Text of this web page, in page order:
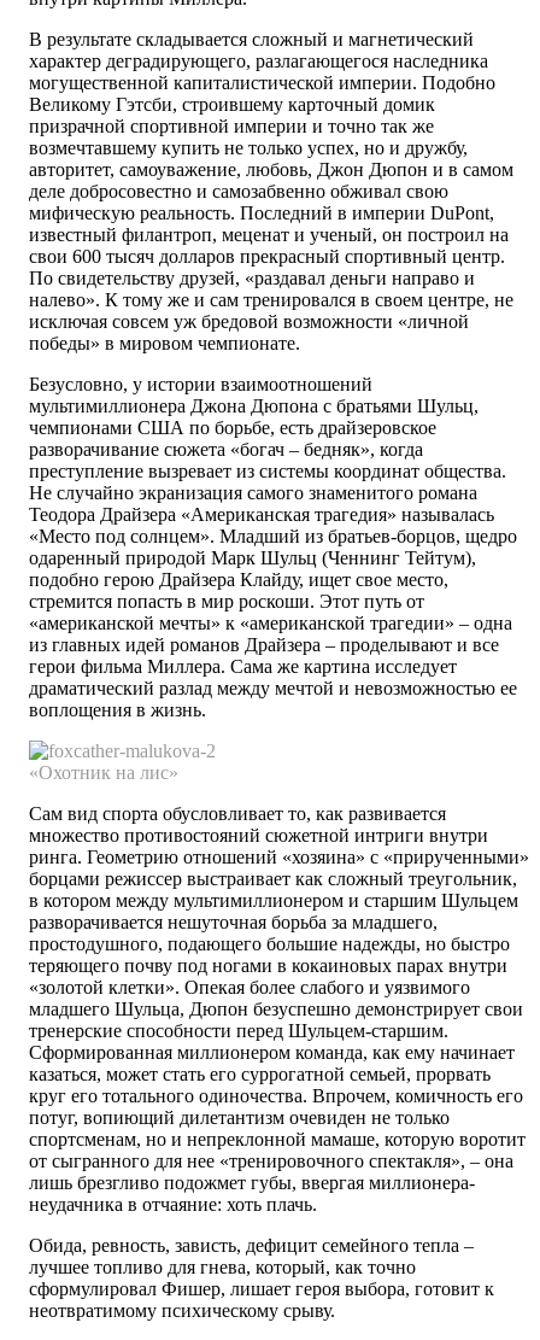
В результате складывается сложный и магнетический
характер деградирующего, разлагающегося наследника
могущественной капиталистической империи. Подобно
Великому Гэтсби, строившему карточный домик
призрачной спортивной империи и точно так же
возмечтавшему купить не только успех, но и дружбу,
авторитет, самоуважение, любовь, Джон Дюпон и в самом
деле добросовестно и самозабвенно обживал свою
мифическую реальность. Последний в империи DuPont,
известный филантроп, меценат и ученый, он построил на
свои 600 тысяч долларов прекрасный спортивный центр.
По свидетельству друзей, «раздавал деньги направо и
налево». К тому же и сам тренировался в своем центре, не
исключая совсем уж бредовой возможности «личной
победы» в мировом чемпионате.
Безусловно, у истории взаимоотношений
мультимиллионера Джона Дюпона с братьями Шульц,
чемпионами США по борьбе, есть драйзеровское
разворачивание сюжета «богач – бедняк», когда
преступление вызревает из системы координат общества.
Не случайно экранизация самого знаменитого романа
Теодора Драйзера «Американская трагедия» называлась
«Место под солнцем». Младший из братьев-борцов, щедро
одаренный природой Марк Шульц (Ченнинг Тейтум),
подобно герою Драйзера Клайду, ищет свое мес­то,
стремится попасть в мир роскоши. Этот путь от
«американской мечты» к «американской трагедии» – одна
из главных идей романов Драйзера – проделывают и все
герои фильма Миллера. Сама же картина исследует
драматический разлад между мечтой и невозможностью ее
воплощения в жизнь.
«Охотник на лис»
Сам вид спорта обусловливает то, как развивается
множество противостояний сюжетной интриги внутри
ринга. Геометрию отношений «хозяина» с «прирученными»
борцами режиссер выстраивает как сложный треугольник,
в котором между мультимиллионером и старшим Шульцем
разворачивается нешуточная борьба за младшего,
простодушного, подающего большие надежды, но быстро
теряющего почву под ногами в кокаиновых парах внутри
«золотой клетки». Опекая более слабого и уязвимого
младшего Шульца, Дюпон безуспешно демонстрирует свои
тренерские способности перед Шульцем-старшим.
Сформированная миллионером команда, как ему начинает
казаться, может стать его суррогатной семьей, прорвать
круг его тотального одиночества. Впрочем, комичность его
потуг, вопиющий дилетантизм очевиден не только
спортсменам, но и непреклонной мамаше, которую воротит
от сыгранного для нее «тренировочного спектакля», – она
лишь брезгливо подожмет губы, ввергая миллионера-
неудачника в отчаяние: хоть плачь.
Обида, ревность, зависть, дефицит семейного тепла –
лучшее топливо для гнева, который, как точно
сформулировал Фишер, лишает героя выбора, готовит к
неотвратимому психическому срыву.